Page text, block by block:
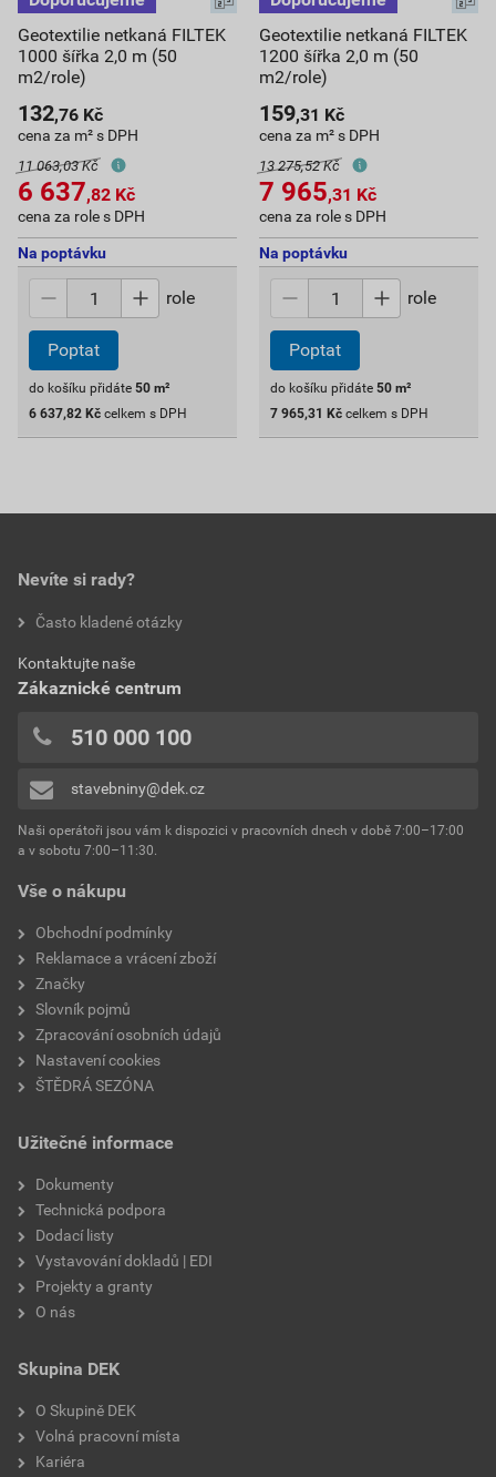
Geotextilie netkaná FILTEK
1000 šířka 2,0 m (50
m2/role)
132,76 Kč
cena za m² s DPH
11 063,03 Kč
6 637,82 Kč
cena za role s DPH
Na poptávku
role
Poptat
do košíku přidáte 50 m²
6 637,82 Kč celkem s DPH
Geotextilie netkaná FILTEK
1200 šířka 2,0 m (50
m2/role)
159,31 Kč
cena za m² s DPH
13 275,52 Kč
7 965,31 Kč
cena za role s DPH
Na poptávku
role
Poptat
do košíku přidáte 50 m²
7 965,31 Kč celkem s DPH
Vše o nákupu
Obchodní podmínky
Reklamace a vrácení zboží
Značky
Slovník pojmů
Zpracování osobních údajů
Nastavení cookies
ŠTĚDRÁ SEZÓNA
Užitečné informace
Dokumenty
Technická podpora
Dodací listy
Vystavování dokladů | EDI
Projekty a granty
O nás
Skupina DEK
O Skupině DEK
Volná pracovní místa
Kariéra
Nevíte si rady?
Často kladené otázky
Kontaktujte naše
Zákaznické centrum
510 000 100
stavebniny@dek.cz
Naši operátoři jsou vám k dispozici v pracovních dnech v době 7:00–17:00
a v sobotu 7:00–11:30.